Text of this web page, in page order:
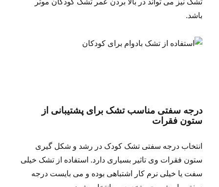
تشک نیز می تواند در بالا بردن عمر تشک کودکان موثر
باشد.
درجه سفتی مناسب تشک برای پشتیبانی از
ستون فقرات
انتخاب درجه سفتی تشک کودک در رشد و شکل گیری
ستون فقرات وی تاثیر بسیاری دارد. استفاده از تشک خیلی
سفت یا خیلی نرم کار اشتباهی بوده و می بایست درجه